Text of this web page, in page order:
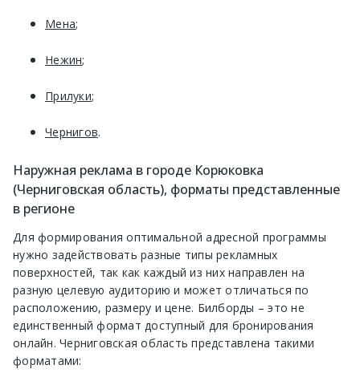
Мена;
Нежин;
Прилуки;
Чернигов.
Наружная реклама в городе Корюковка
(Черниговская область), форматы представленные
в регионе
Для формирования оптимальной адресной программы
нужно задействовать разные типы рекламных
поверхностей, так как каждый из них направлен на
разную целевую аудиторию и может отличаться по
расположению, размеру и цене. Билборды – это не
единственный формат доступный для бронирования
онлайн. Черниговская область представлена такими
форматами: